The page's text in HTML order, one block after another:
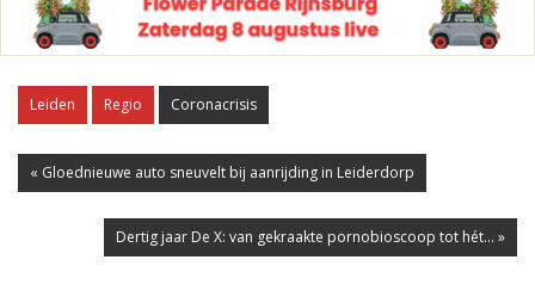
Leiden Regio Coronacrisis
« Gloednieuwe auto sneuvelt bij aanrijding in Leiderdorp
Dertig jaar De X: van gekraakte pornobioscoop tot hét... »